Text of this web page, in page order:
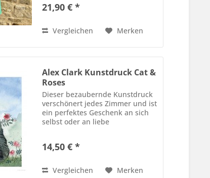
Tasche aufgenäht und wird nach
21,90 € *
Vergleichen Merken
Alex Clark Kunstdruck Cat &
Roses
Dieser bezaubernde Kunstdruck
verschönert jedes Zimmer und ist
ein perfektes Geschenk an sich
selbst oder an liebe
cm x 40 cm Der Druck passt ganz
Standardrahmen.
14,50 € *
Vergleichen Merken